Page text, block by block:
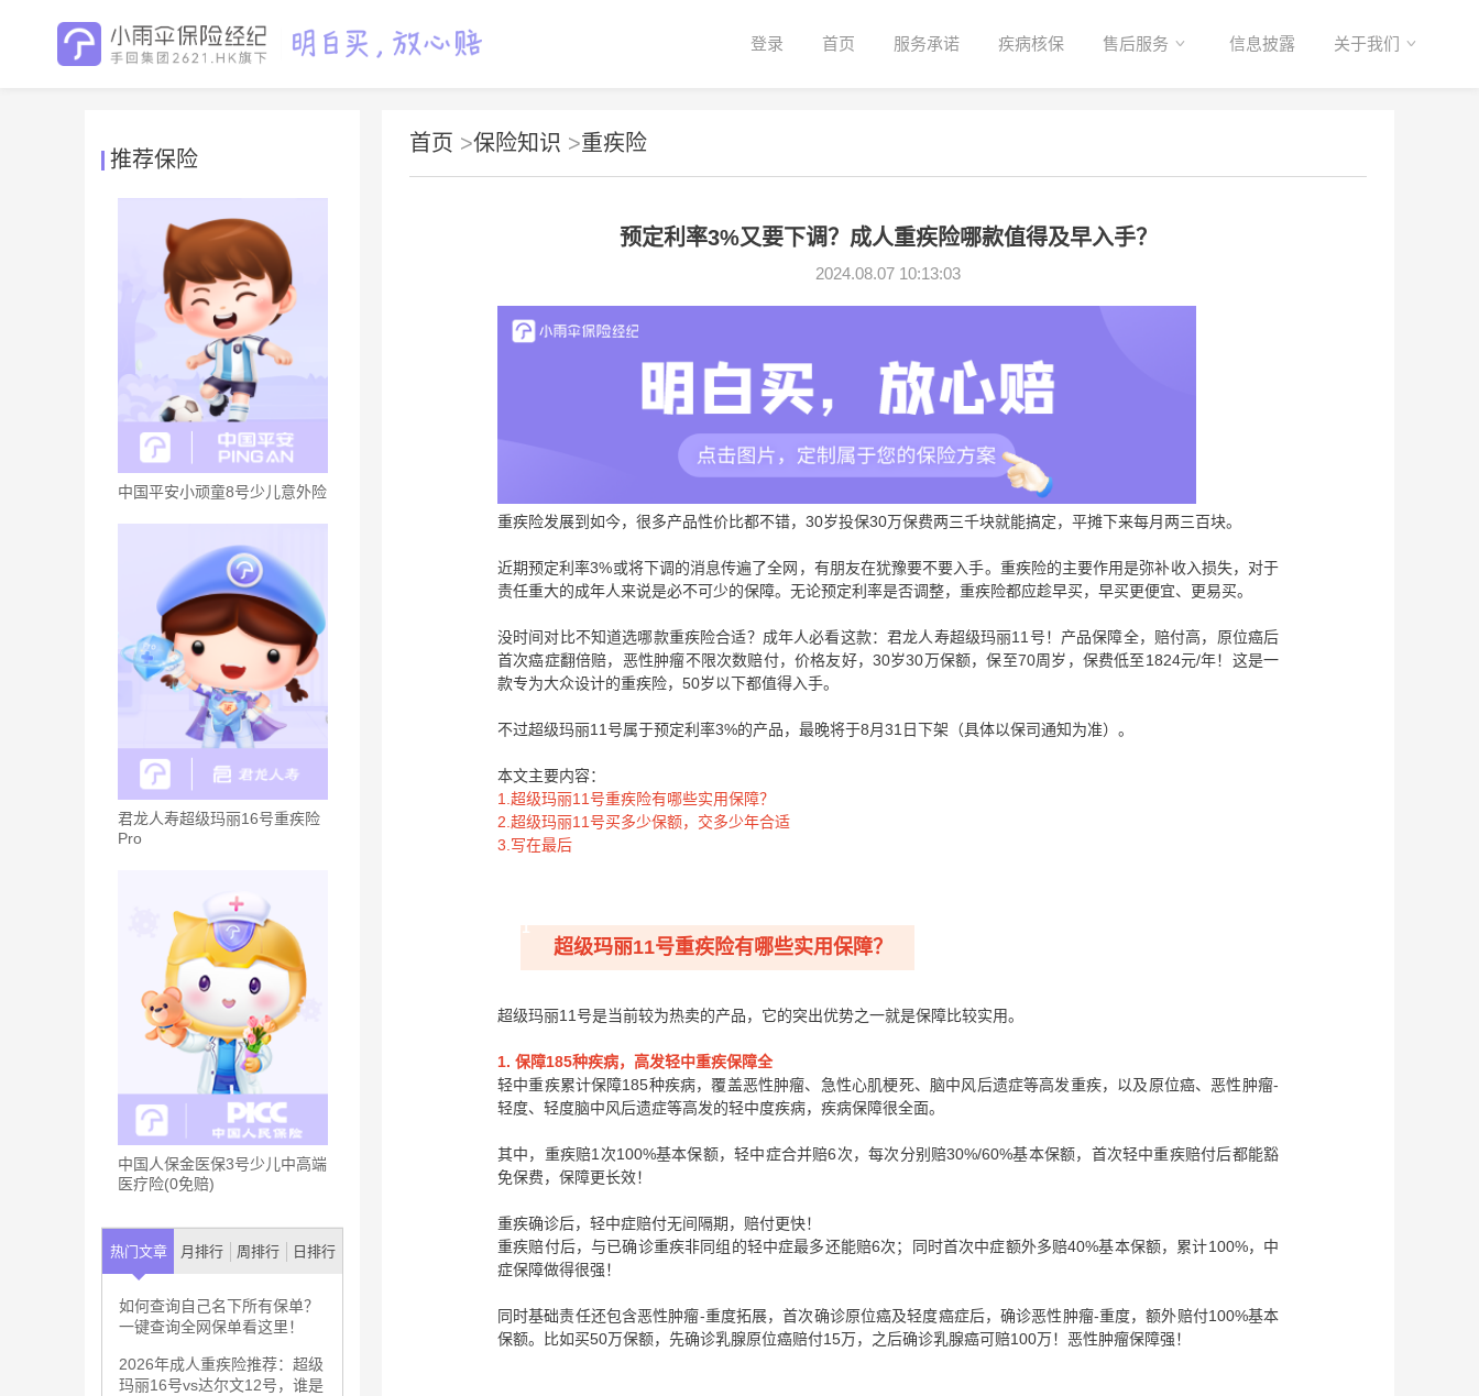
登录 首页 服务承诺 疾病核保 售后服务 信息披露 关于我们
推荐保险
中国平安小顽童8号少儿意外险
君龙人寿超级玛丽16号重疾险
Pro
中国人保金医保3号少儿中高端
医疗险(0免赔)
热门文章 月排行 周排行 日排行
如何查询自己名下所有保单？
一键查询全网保单看这里！
2026年成人重疾险推荐：超级
玛丽16号vs达尔文12号，谁是
首页 >保险知识 >重疾险
预定利率3%又要下调？成人重疾险哪款值得及早入手？
2024.08.07 10:13:03
重疾险发展到如今，很多产品性价比都不错，30岁投保30万保费两三千块就能搞定，平摊下来每月两三百块。
近期预定利率3%或将下调的消息传遍了全网，有朋友在犹豫要不要入手。重疾险的主要作用是弥补收入损失，对于
责任重大的成年人来说是必不可少的保障。无论预定利率是否调整，重疾险都应趁早买，早买更便宜、更易买。
没时间对比不知道选哪款重疾险合适？成年人必看这款：君龙人寿超级玛丽11号！产品保障全，赔付高，原位癌后
首次癌症翻倍赔，恶性肿瘤不限次数赔付，价格友好，30岁30万保额，保至70周岁，保费低至1824元/年！这是一
款专为大众设计的重疾险，50岁以下都值得入手。
不过超级玛丽11号属于预定利率3%的产品，最晚将于8月31日下架（具体以保司通知为准）。
本文主要内容：
1.超级玛丽11号重疾险有哪些实用保障？
2.超级玛丽11号买多少保额，交多少年合适
3.写在最后
01
超级玛丽11号重疾险有哪些实用保障？
超级玛丽11号是当前较为热卖的产品，它的突出优势之一就是保障比较实用。
1. 保障185种疾病，高发轻中重疾保障全
轻中重疾累计保障185种疾病，覆盖恶性肿瘤、急性心肌梗死、脑中风后遗症等高发重疾，以及原位癌、恶性肿瘤-
轻度、轻度脑中风后遗症等高发的轻中度疾病，疾病保障很全面。
其中，重疾赔1次100%基本保额，轻中症合并赔6次，每次分别赔30%/60%基本保额，首次轻中重疾赔付后都能豁
免保费，保障更长效！
重疾确诊后，轻中症赔付无间隔期，赔付更快！
重疾赔付后，与已确诊重疾非同组的轻中症最多还能赔6次；同时首次中症额外多赔40%基本保额，累计100%，中
症保障做得很强！
同时基础责任还包含恶性肿瘤-重度拓展，首次确诊原位癌及轻度癌症后，确诊恶性肿瘤-重度，额外赔付100%基本
保额。比如买50万保额，先确诊乳腺原位癌赔付15万，之后确诊乳腺癌可赔100万！恶性肿瘤保障强！